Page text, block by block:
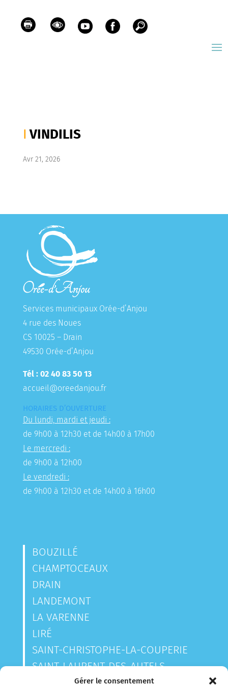
Gérer le consentement
VINDILIS
Avr 21, 2026
Services municipaux Orée-d’Anjou
4 rue des Noues
CS 10025 – Drain
49530 Orée-d’Anjou
Tél : 02 40 83 50 13
accueil@oreedanjou.fr
HORAIRES D’OUVERTURE
Du lundi, mardi et jeudi :
de 9h00 à 12h30 et de 14h00 à 17h00
Le mercredi :
de 9h00 à 12h00
Le vendredi :
de 9h00 à 12h30 et de 14h00 à 16h00
BOUZILLÉ
CHAMPTOCEAUX
DRAIN
LANDEMONT
LA VARENNE
LIRÉ
SAINT-CHRISTOPHE-LA-COUPERIE
SAINT-LAURENT-DES-AUTELS
SAINT-SAUVEUR-DE-LANDEMONT